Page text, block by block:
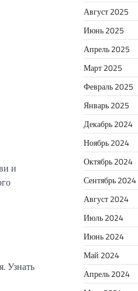
и
Узнать
Август 2025
Июнь 2025
Апрель 2025
Март 2025
Февраль 2025
Январь 2025
Декабрь 2024
Ноябрь 2024
Октябрь 2024
Сентябрь 2024
Август 2024
Июль 2024
Июнь 2024
Май 2024
Апрель 2024